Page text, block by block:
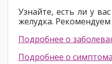
Узнайте, есть ли у
желудка.
Подробнее о
Подробнее о